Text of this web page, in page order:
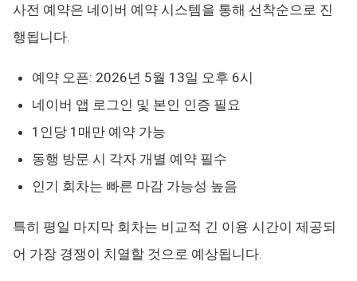
사전 예약은 네이버 예약 시스템을 통해 선착순으로 진
행됩니다.
예약 오픈: 2026년 5월 13일 오후 6시
네이버 앱 로그인 및 본인 인증 필요
1인당 1매만 예약 가능
동행 방문 시 각자 개별 예약 필수
인기 회차는 빠른 마감 가능성 높음
특히 평일 마지막 회차는 비교적 긴 이용 시간이 제공되
어 가장 경쟁이 치열할 것으로 예상됩니다.